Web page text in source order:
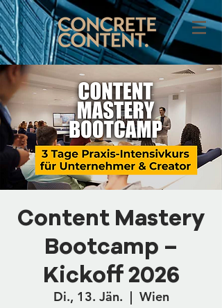
Content Mastery
Bootcamp –
Kickoff 2026
Di., 13. Jän.
  |
Wien